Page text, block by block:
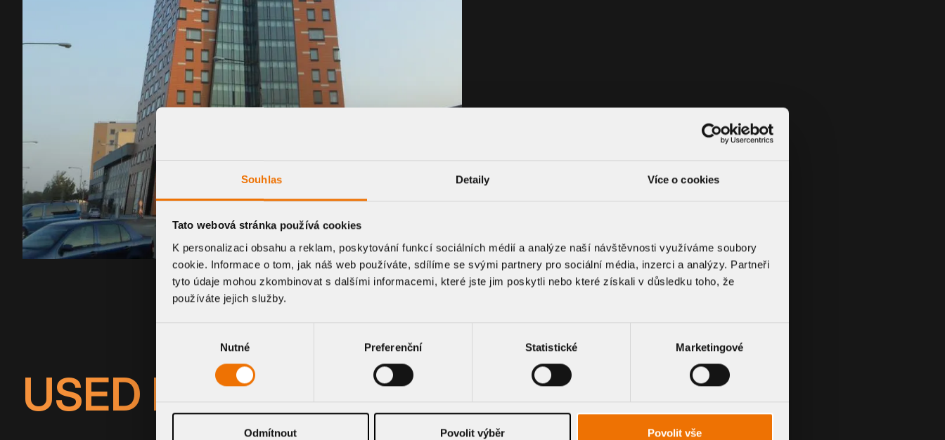
Souhlas Detaily Více o cookies
Tato webová stránka používá cookies
K personalizaci obsahu a reklam, poskytování funkcí sociálních médií a analýze naší návštěvnosti využíváme soubory
cookie. Informace o tom, jak náš web používáte, sdílíme se svými partnery pro sociální média, inzerci a analýzy. Partneři
tyto údaje mohou zkombinovat s dalšími informacemi, které jste jim poskytli nebo které získali v důsledku toho, že
používáte jejich služby.
Nutné Preferenční Statistické Marketingové
Odmítnout Povolit výběr Povolit vše
USED PRODUCTS